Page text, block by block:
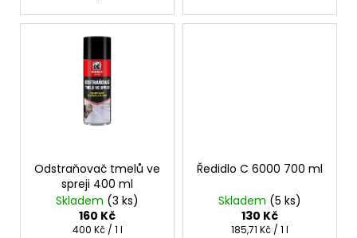
Odstraňovač tmelů ve
spreji 400 ml
Skladem (3 ks)
160 Kč
Měrná
400 Kč / 1 l
Ředidlo C 6000 700 ml
Skladem (5 ks)
130 Kč
Měrná
185,71 Kč / 1 l